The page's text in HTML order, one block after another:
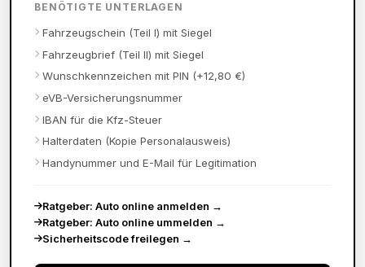
BENÖTIGTE UNTERLAGEN
Fahrzeugschein (Teil I) mit Siegel
Fahrzeugbrief (Teil II) mit Siegel
Wunschkennzeichen mit PIN (+12,80 €)
eVB-Versicherungsnummer
IBAN für die Kfz-Steuer
Halterdaten (Kopie Personalausweis)
Handynummer und E-Mail für Legitimation
Ratgeber: Auto online anmelden →
Ratgeber: Auto online ummelden →
Sicherheitscode freilegen →